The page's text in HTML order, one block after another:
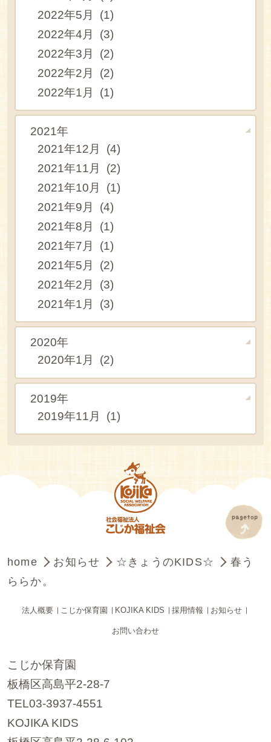
2022年5月 (1)
2022年4月 (3)
2022年3月 (2)
2022年2月 (2)
2022年1月 (1)
2021年
2021年12月 (4)
2021年11月 (2)
2021年10月 (1)
2021年9月 (4)
2021年8月 (1)
2021年7月 (1)
2021年5月 (2)
2021年2月 (3)
2021年1月 (3)
2020年
2020年1月 (2)
2019年
2019年11月 (1)
home お知らせ ☆きょうのKIDS☆
春う
ららか。
法人概要 こじか保育園 KOJIKA KIDS 採用情報 お知らせ
お問い合わせ
こじか保育園
板橋区高島平2-28-7
TEL03-3937-4551
KOJIKA KIDS